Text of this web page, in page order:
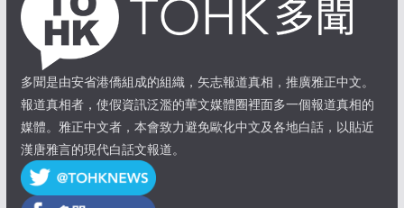
多聞是由安省港僑組成的組織，矢志報道真相，推廣雅正中文。
報道真相者，使假資訊泛濫的華文媒體圈裡面多一個報道真相的
媒體。雅正中文者，本會致力避免歐化中文及各地白話，以貼近
漢唐雅言的現代白話文報道。